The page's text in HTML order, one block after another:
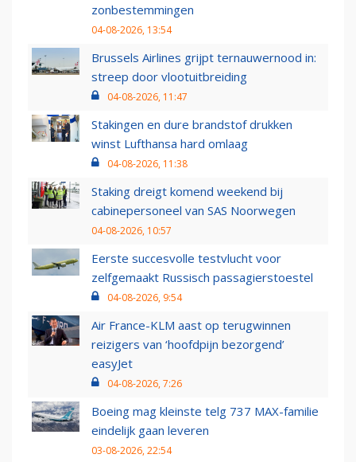
zonbestemmingen
04-08-2026, 13:54
Brussels Airlines grijpt ternauwernood in:
streep door vlootuitbreiding
04-08-2026, 11:47
Stakingen en dure brandstof drukken
winst Lufthansa hard omlaag
04-08-2026, 11:38
Staking dreigt komend weekend bij
cabinepersoneel van SAS Noorwegen
04-08-2026, 10:57
Eerste succesvolle testvlucht voor
zelfgemaakt Russisch passagierstoestel
04-08-2026, 9:54
Air France-KLM aast op terugwinnen
reizigers van ‘hoofdpijn bezorgend’
easyJet
04-08-2026, 7:26
Boeing mag kleinste telg 737 MAX-familie
eindelijk gaan leveren
03-08-2026, 22:54